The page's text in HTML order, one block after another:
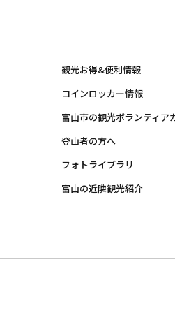
観光お得&便利情報
コインロッカー情報
富山市の観光ボランティア
登山者の方へ
フォトライブラリ
富山の近隣観光紹介